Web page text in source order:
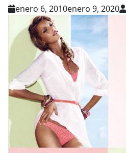
enero 6, 2010enero 9, 2020